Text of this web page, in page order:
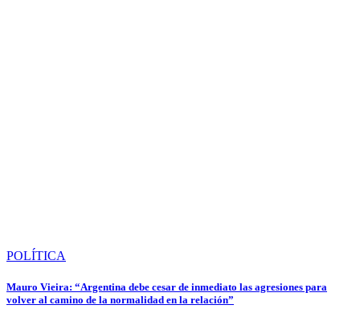
POLÍTICA
Mauro Vieira: “Argentina debe cesar de inmediato las agresiones para
volver al camino de la normalidad en la relación”